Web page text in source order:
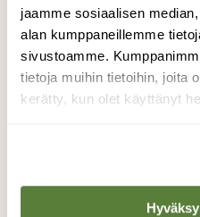
jaamme sosiaalisen
alan kumppaneillemme
sivustoamme.
tietoja muihin tietoihin, joita
kerätty, kun olet käyttänyt
Valokuvaaja: Risto